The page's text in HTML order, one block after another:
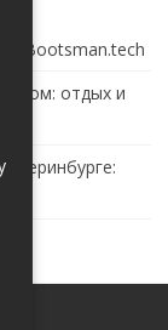
Bootsman.tech
отдых и